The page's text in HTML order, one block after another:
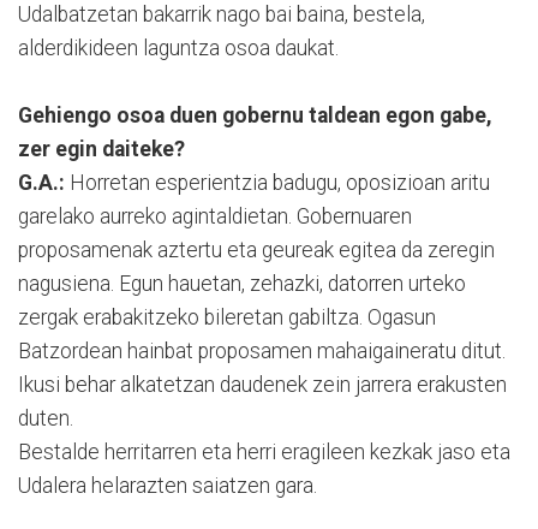
Udalbatzetan bakarrik nago bai baina, bestela,
alderdikideen laguntza osoa daukat.
Gehiengo osoa duen gobernu taldean egon gabe,
zer egin daiteke?
G.A.: Horretan esperientzia badugu, oposizioan aritu
garelako aurreko agintaldietan. Gobernuaren
proposamenak aztertu eta geureak egitea da zeregin
nagusiena. Egun hauetan, zehazki, datorren urteko
zergak erabakitzeko bileretan gabiltza. Ogasun
Batzordean hainbat proposamen mahaigaineratu ditut.
Ikusi behar alkatetzan daudenek zein jarrera erakusten
duten.
Bestalde herritarren eta herri eragileen kezkak jaso eta
Udalera helarazten saiatzen gara.